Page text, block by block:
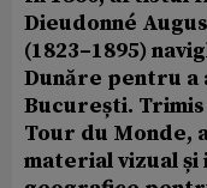
Dieudonné
(1823–1895)
Dunăre pentru a
București.
Tour du Monde,
material vizual